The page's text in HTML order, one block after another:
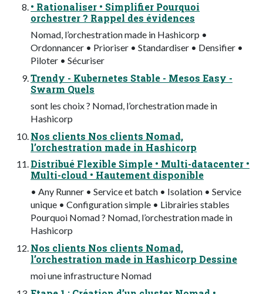
• Rationaliser • Simplifier Pourquoi
orchestrer ? Rappel des évidences
Nomad, l’orchestration made in Hashicorp •
Ordonnancer • Prioriser • Standardiser • Densifier •
Piloter • Sécuriser
Trendy - Kubernetes Stable - Mesos Easy -
Swarm Quels
sont les choix ? Nomad, l’orchestration made in
Hashicorp
Nos clients Nos clients Nomad,
l’orchestration made in Hashicorp
Distribué Flexible Simple • Multi-datacenter •
Multi-cloud • Hautement disponible
• Any Runner • Service et batch • Isolation • Service
unique • Configuration simple • Librairies stables
Pourquoi Nomad ? Nomad, l’orchestration made in
Hashicorp
Nos clients Nos clients Nomad,
l’orchestration made in Hashicorp Dessine
moi une infrastructure Nomad